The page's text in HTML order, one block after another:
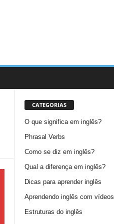
CATEGORIAS
O que significa em inglês?
Phrasal Verbs
Como se diz em inglês?
Qual a diferença em inglês?
Dicas para aprender inglês
Aprendendo inglês com vídeos
Estruturas do inglês